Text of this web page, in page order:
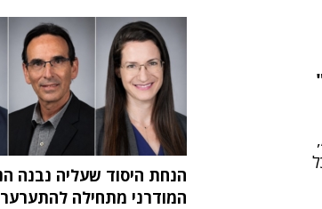
כך אמר לארי אליסון, מייסד אורקל ● אליסון חבט כדרכו ב-AWS,
וכל
הנחת היסוד שעליה נבנה
המודרני מתחילה להתערער